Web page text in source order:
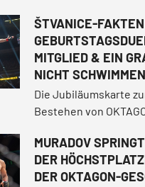
Card bietet gleich
Rückkehr beliebter
tschechisches Derby
Nachwuchstalente
ŠTVANICE-
MITGLIED & EIN
NICHT
Die Jubiläumskarte
Bestehen von
MURADOV
DER
DER OKTAGON-